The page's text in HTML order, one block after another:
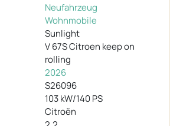
Neufahrzeug
Wohnmobile
Sunlight
V 67S Citroen keep on
rolling
2026
S26096
103 kW/140 PS
Citroën